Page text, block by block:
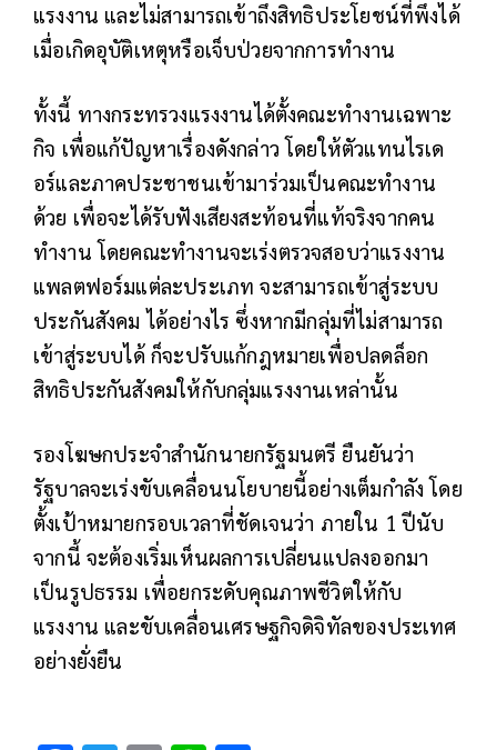
แรงงาน และไม่สามารถเข้าถึงสิทธิประโยชน์ที่พึงได้
เมื่อเกิดอุบัติเหตุหรือเจ็บป่วยจากการทำงาน
ทั้งนี้ ทางกระทรวงแรงงานได้ตั้งคณะทำงานเฉพาะ
กิจ เพื่อแก้ปัญหาเรื่องดังกล่าว โดยให้ตัวแทนไรเด
อร์และภาคประชาชนเข้ามาร่วมเป็นคณะทำงาน
ด้วย เพื่อจะได้รับฟังเสียงสะท้อนที่แท้จริงจากคน
ทำงาน โดยคณะทำงานจะเร่งตรวจสอบว่าแรงงาน
แพลตฟอร์มแต่ละประเภท จะสามารถเข้าสู่ระบบ
ประกันสังคม ได้อย่างไร ซึ่งหากมีกลุ่มที่ไม่สามารถ
เข้าสู่ระบบได้ ก็จะปรับแก้กฎหมายเพื่อปลดล็อก
สิทธิประกันสังคมให้กับกลุ่มแรงงานเหล่านั้น
รองโฆษกประจำสำนักนายกรัฐมนตรี ยืนยันว่า
รัฐบาลจะเร่งขับเคลื่อนนโยบายนี้อย่างเต็มกำลัง โดย
ตั้งเป้าหมายกรอบเวลาที่ชัดเจนว่า ภายใน 1 ปีนับ
จากนี้ จะต้องเริ่มเห็นผลการเปลี่ยนแปลงออกมา
เป็นรูปธรรม เพื่อยกระดับคุณภาพชีวิตให้กับ
แรงงาน และขับเคลื่อนเศรษฐกิจดิจิทัลของประเทศ
อย่างยั่งยืน